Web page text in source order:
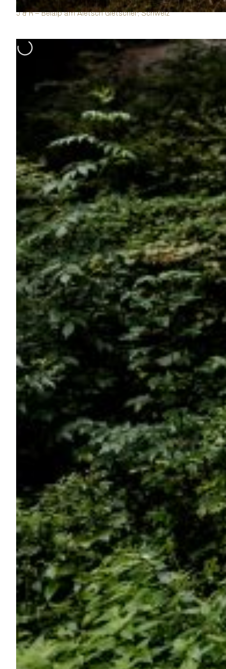
J & R – Belalp am Aletsch Gletscher, Schweiz